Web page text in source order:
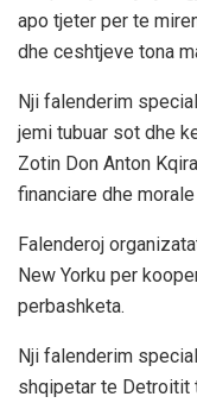
apo tjeter per te
dhe ceshtjeve tona
Nji falenderim
jemi tubuar sot dhe
Zotin Don Anton
financiare dhe
Falenderoj
New Yorku per
perbashketa.
Nji falenderim
shqipetar te Detroitit